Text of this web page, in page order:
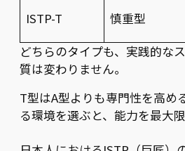
ISTP-T 慎重型
どちらのタイプも、実践的な
質は変わりません。
T型はA型よりも専門性を高め
る環境を選ぶと、能力を最大